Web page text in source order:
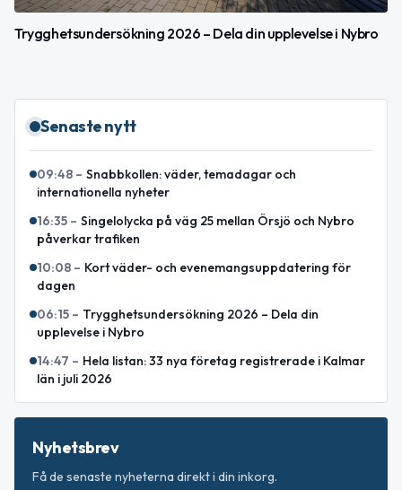
Trygghetsundersökning 2026 – Dela din upplevelse i Nybro
Senaste nytt
09:48 – Snabbkollen: väder, temadagar och
internationella nyheter
16:35 – Singelolycka på väg 25 mellan Örsjö och Nybro
påverkar trafiken
10:08 – Kort väder- och evenemangsuppdatering för
dagen
06:15 – Trygghetsundersökning 2026 – Dela din
upplevelse i Nybro
14:47 – Hela listan: 33 nya företag registrerade i Kalmar
län i juli 2026
Nyhetsbrev
Få de senaste nyheterna direkt i din inkorg.